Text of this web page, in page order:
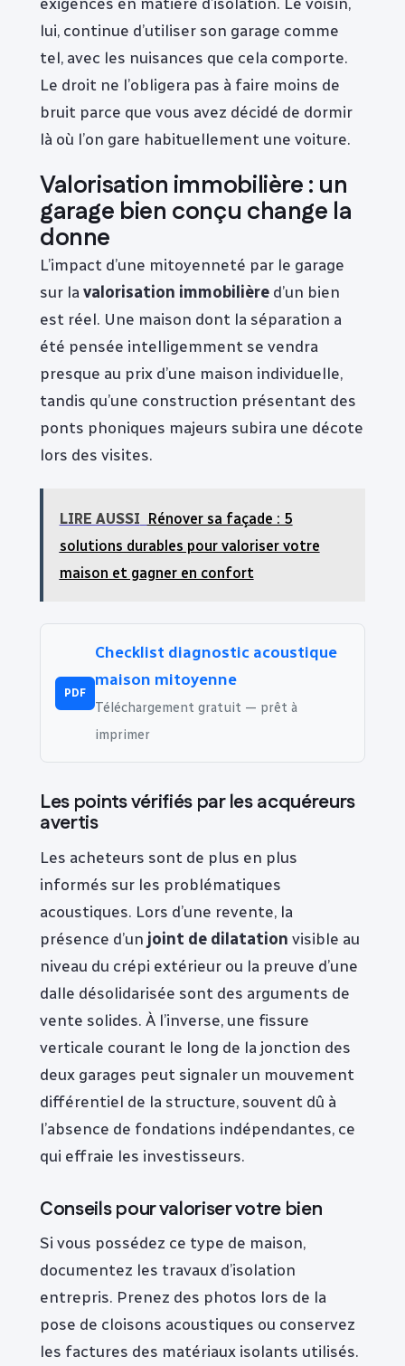
lui, continue d’utiliser son garage comme
tel, avec les nuisances que cela comporte.
Le droit ne l’obligera pas à faire moins de
bruit parce que vous avez décidé de dormir
là où l’on gare habituellement une voiture.
Valorisation immobilière : un
garage bien conçu change la
donne
L’impact d’une mitoyenneté par le garage
sur la valorisation immobilière d’un bien
est réel. Une maison dont la séparation a
été pensée intelligemment se vendra
presque au prix d’une maison individuelle,
tandis qu’une construction présentant des
ponts phoniques majeurs subira une décote
lors des visites.
LIRE AUSSI Rénover sa façade : 5
solutions durables pour valoriser votre
maison et gagner en confort
PDF
Checklist diagnostic acoustique
maison mitoyenne
Téléchargement gratuit — prêt à
imprimer
Les points vérifiés par les acquéreurs
avertis
Les acheteurs sont de plus en plus
informés sur les problématiques
acoustiques. Lors d’une revente, la
présence d’un joint de dilatation visible au
niveau du crépi extérieur ou la preuve d’une
dalle désolidarisée sont des arguments de
vente solides. À l’inverse, une fissure
verticale courant le long de la jonction des
deux garages peut signaler un mouvement
différentiel de la structure, souvent dû à
l’absence de fondations indépendantes, ce
qui effraie les investisseurs.
Conseils pour valoriser votre bien
Si vous possédez ce type de maison,
documentez les travaux d’isolation
entrepris. Prenez des photos lors de la
pose de cloisons acoustiques ou conservez
les factures des matériaux isolants utilisés.